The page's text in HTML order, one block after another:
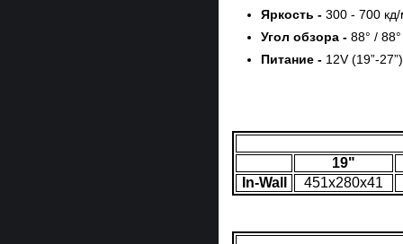
Яркость - 300 - 700
Угол обзора - 88° / 88°
Питание - 12V (19”-
19"
In-Wall
451x280x41